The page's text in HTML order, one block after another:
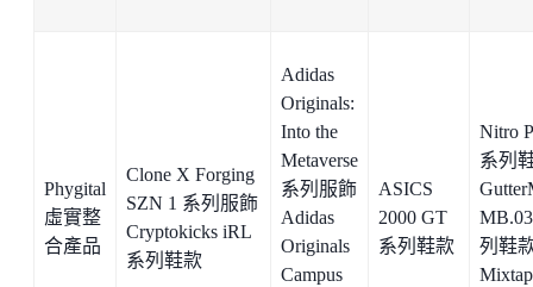
Phygital
虛實整
合產品
Clone X Forging
SZN 1 系列服飾
Cryptokicks iRL
系列鞋款
Adidas
Originals:
Into the
Metaverse
系列服飾
Adidas
Originals
Campus
ASICS
2000 GT
系列鞋款
Nitro
系列
列鞋